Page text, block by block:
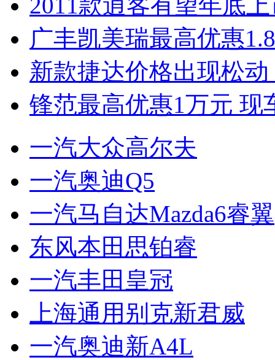
广丰凯美瑞最高优惠
新款捷达价格出现松
锋范最高优惠1万元 现
一汽大众高尔夫
一汽奥迪Q5
一汽马自达Mazda6睿翼
东风本田思铂睿
一汽丰田皇冠
上海通用别克新君威
一汽奥迪新A4L